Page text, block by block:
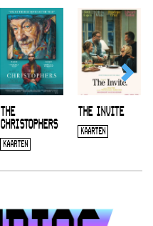
THE
CHRISTOPHERS
KAARTEN
THE INVITE
KAARTEN